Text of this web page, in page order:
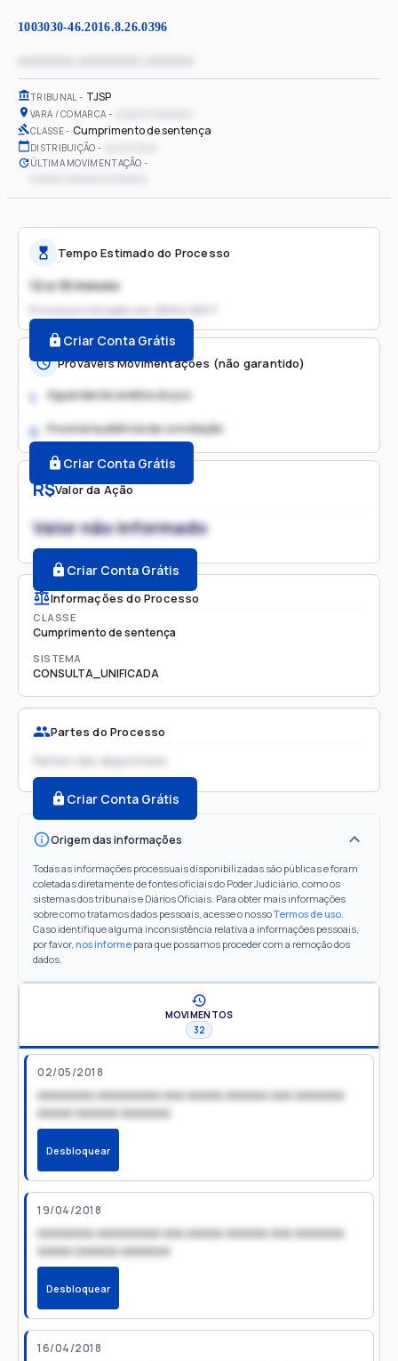
1003030-46.2016.8.26.0396
TRIBUNAL TJSP
VARA / COMARCA
CLASSE Cumprimento de sentença
DISTRIBUIÇÃO
ÚLTIMA MOVIMENTAÇÃO
R$Valor da Ação
Valor não informado
Criar Conta Grátis
Informações do Processo
CLASSE
Cumprimento de sentença
SISTEMA
CONSULTA_UNIFICADA
Partes do Processo
Partes não disponíveis
Criar Conta Grátis
Origem das informações
Todas as informações processuais disponibilizadas são públicas e foram
coletadas diretamente de fontes oficiais do Poder Judiciário, como os
sistemas dos tribunais e Diários Oficiais. Para obter mais informações
sobre como tratamos dados pessoais, acesse o nossoTermos de uso.
Caso identifique alguma inconsistência relativa a informações pessoais,
por favor, nos informe para que possamos proceder com a remoção dos
dados.
Tempo Estimado do Processo
12 a 18 meses
Processo iniciado em
Criar Conta Grátis
Prováveis Movimentações (não garantido)
1. Aguardando análise do juiz
2. Possível audiência de conciliação
Criar Conta Grátis
MOVIMENTOS
32
02/05/2018
xxxxxxxx xxxxxxxxx xxx xxxxx xxxxxx xxx xxxxxxx
xxxxx xxxxxx xxxxxxx
Desbloquear
19/04/2018
xxxxxxxx xxxxxxxxx xxx xxxxx xxxxxx xxx xxxxxxx
xxxxx xxxxxx xxxxxxx
Desbloquear
16/04/2018